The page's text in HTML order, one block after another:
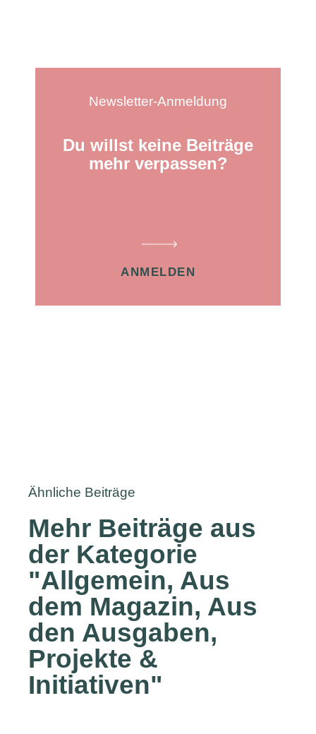
Newsletter-Anmeldung
Du willst keine Beiträge
mehr verpassen?
ANMELDEN
Ähnliche Beiträge
Mehr Beiträge aus
der Kategorie
"Allgemein, Aus
dem Magazin, Aus
den Ausgaben,
Projekte &
Initiativen"